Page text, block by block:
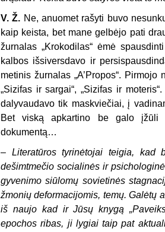
V. Ž. Ne, anuomet rašyti buvo
kaip keista, bet mane gelbėjo pati
žurnalas „Krokodilas“ ėmė
kalbos išsiversdavo ir
metinis žurnalas „A’Propos“.
„Sizifas ir sargai“, „Sizifas ir
dalyvaudavo tik maskviečiai, į
Bet viską apkartino be galo įžūli
dokumentą…
– Literatūros tyrinėtojai teigia, kad
dešimtmečio socialinės ir
gyvenimo siūlomų sovietinės
žmonių deformacijomis, temų. Galėtų
iš naujo kad ir Jūsų knygą
epochos ribas, ji lygiai taip pat